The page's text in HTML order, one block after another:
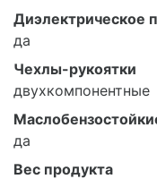
Диэлектрическое
да
Чехлы-рукоятки
двухкомпонентные
да
Вес продукта